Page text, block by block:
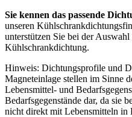
Sie kennen das passende
unseren
unterstützen Sie bei der Auswahl
Kühlschrankdichtung.
Hinweis: Dichtungsprofile und
Magneteinlage stellen im Sinne
Lebensmittel- und
Bedarfsgegenstände dar, da sie
nicht direkt mit Lebensmitteln in